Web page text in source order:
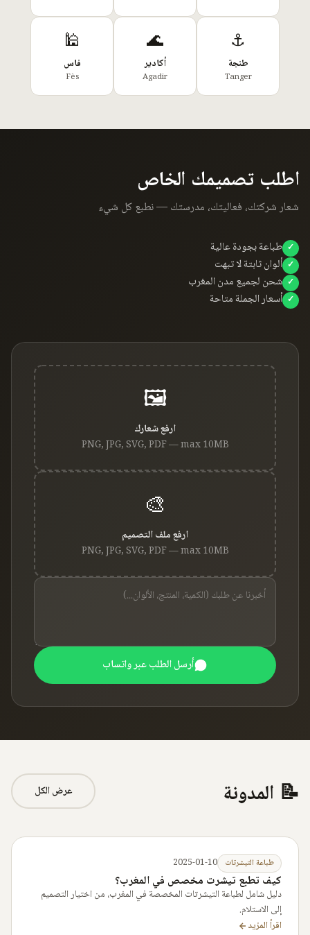
⚓
طنجة
Tanger
🌊
أكادير
Agadir
🕌
فاس
Fès
اطلب تصميمك الخاص
شعار شركتك، فعاليتك، مدرستك — نطبع كل شيء
طباعة بجودة عالية
ألوان ثابتة لا تبهت
شحن لجميع مدن المغرب
أسعار الجملة متاحة
🖼️
ارفع شعارك
PNG, JPG, SVG, PDF — max 10MB
🎨
ارفع ملف التصميم
PNG, JPG, SVG, PDF — max 10MB
أرسل الطلب عبر واتساب
📝 المدونة عرض الكل
طباعة التيشرتات 2025-01-10
كيف تطبع تيشرت مخصص في المغرب؟
دليل شامل لطباعة التيشرتات المخصصة في المغرب، من اختيار التصميم
إلى الاستلام.
اقرأ المزيد